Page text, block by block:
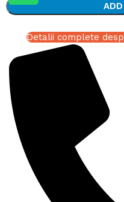
Detalii complete